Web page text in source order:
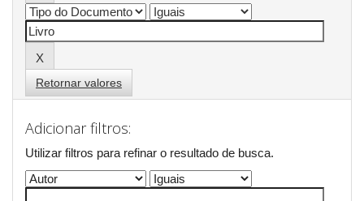
Retornar valores
Adicionar filtros:
Utilizar filtros para refinar o resultado de busca.